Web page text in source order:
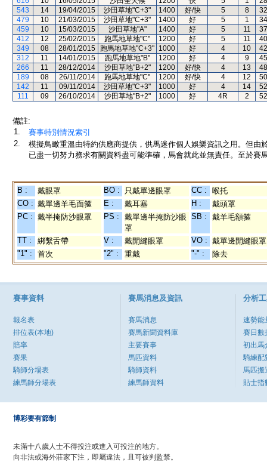
543
14 19/04/2015 沙田草地"C+3" 1400 好/快 5 8
32
479
10 21/03/2015 沙田草地"C+3" 1400 好 5 1
34
459
10 15/03/2015 沙田草地"A" 1400 好 5 11
37
412
12 25/02/2015 跑馬地草地"C" 1200 好 5 11
40
349
08 28/01/2015 跑馬地草地"C+3" 1000 好 4 10
42
312
11 14/01/2015 跑馬地草地"B" 1200 好 4 9
45
266
11 28/12/2014 沙田草地"B+2" 1200 好/快 4 13
48
189
08 26/11/2014 跑馬地草地"C" 1200 好/快 4 12
50
142
11 09/11/2014 沙田草地"C+3" 1000 好 4 14
52
111
09 26/10/2014 沙田草地"B+2" 1000 好 4R 2 52
備註:
1.
賽事特別情況索引
2.
模擬鳥瞰重溫由特約供應商提供，供馬迷作個人娛樂資訊之用。但
已盡一切努力務求有關資料盡可能準確，馬會就此並無責任。至於賽
B : 戴眼罩 BO : 只戴單邊眼罩 CC :
喉托
CO : 戴單邊羊毛面箍 E : 戴耳塞 H :
戴頭罩
PC : 戴半掩防沙眼罩 PS :
戴單邊半掩防沙眼
罩
SB : 戴羊毛額箍
TT : 綁繫舌帶 V : 戴開縫眼罩 VO : 戴單邊開縫眼罩
"1" :
首次 "2" : 重戴 "-" : 除去
賽事資料
報名表
排位表(本地)
賠率
賽果
騎師分場表
練馬師分場表
賽馬消息及資訊
賽馬消息
賽馬新聞資料庫
主要賽事
馬匹資料
騎師資料
練馬師資料
分析
速勢能
賽日數
初出馬
騎練配
馬匹搬
貼士指
博彩要有節制
未滿十八歲人士不得投注或進入可投注的地方。
向非法或海外莊家下注，即屬違法，且可被判監禁。